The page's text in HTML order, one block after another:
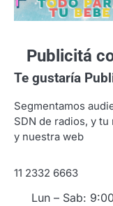
Publicitá
Te gustaría
Segmentamos
SDN de radios, y
y nuestra web
11 2332 6663
Lun – Sab: